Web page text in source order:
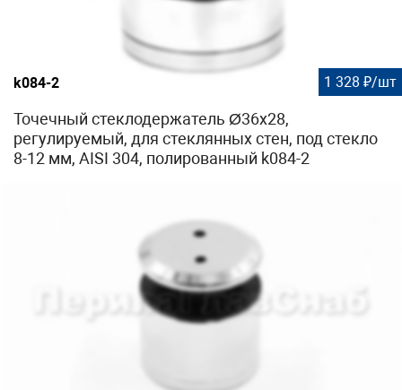
k084-2 1 328 ₽/шт
Точечный стеклодержатель Ø36x28,
регулируемый, для стеклянных стен, под стекло
8-12 мм, AISI 304, полированный k084-2